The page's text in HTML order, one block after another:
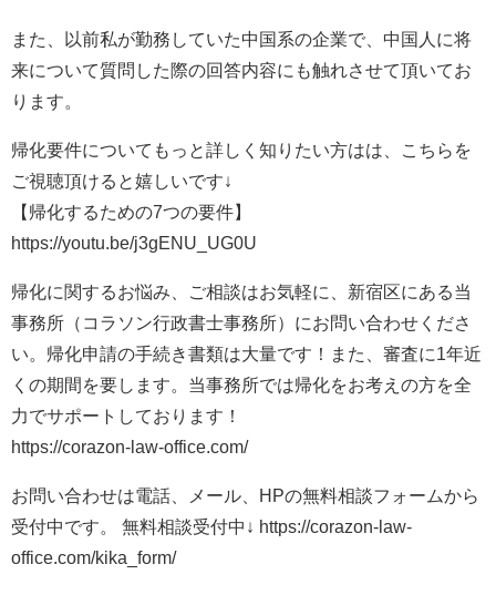
また、以前私が勤務していた中国系の企業で、中国人に将
来について質問した際の回答内容にも触れさせて頂いてお
ります。
帰化要件についてもっと詳しく知りたい方はは、こちらを
ご視聴頂けると嬉しいです↓
【帰化するための7つの要件】
https://youtu.be/j3gENU_UG0U
帰化に関するお悩み、ご相談はお気軽に、新宿区にある当
事務所（コラソン行政書士事務所）にお問い合わせくださ
い。帰化申請の手続き書類は大量です！また、審査に1年近
くの期間を要します。当事務所では帰化をお考えの方を全
力でサポートしております！
https://corazon-law-office.com/
お問い合わせは電話、メール、HPの無料相談フォームから
受付中です。 無料相談受付中↓ https://corazon-law-
office.com/kika_form/